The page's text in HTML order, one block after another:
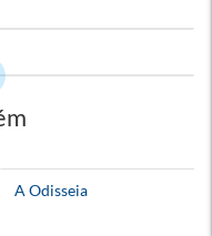
A Odisseia